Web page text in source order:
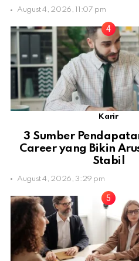
August 4, 2026, 11:07 pm
Karir
3 Sumber
Career yang Bikin
Stabil
August 4, 2026, 3:29 pm